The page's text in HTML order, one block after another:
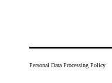
Personal Data Processing Policy